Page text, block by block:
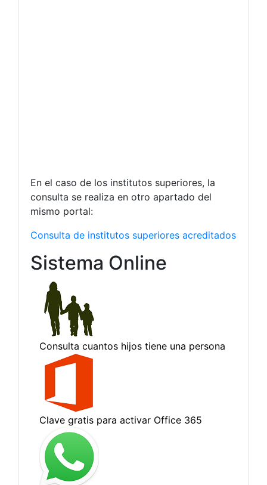
En el caso de los institutos superiores, la
consulta se realiza en otro apartado del
mismo portal:
Consulta de institutos superiores acreditados
Sistema Online